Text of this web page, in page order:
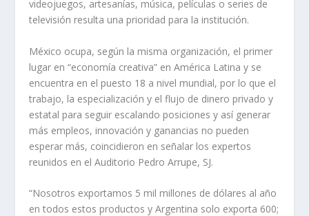
videojuegos, artesanías, música, películas o series de
televisión resulta una prioridad para la institución.
México ocupa, según la misma organización, el primer
lugar en “economía creativa” en América Latina y se
encuentra en el puesto 18 a nivel mundial, por lo que el
trabajo, la especialización y el flujo de dinero privado y
estatal para seguir escalando posiciones y así generar
más empleos, innovación y ganancias no pueden
esperar más, coincidieron en señalar los expertos
reunidos en el Auditorio Pedro Arrupe, SJ.
“Nosotros exportamos 5 mil millones de dólares al año
en todos estos productos y Argentina solo exporta 600;